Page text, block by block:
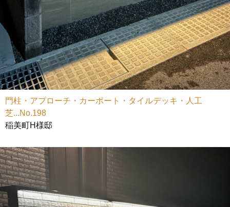
門柱・アプローチ・カーポート・タイルデッキ・人工
芝...No.198
稲美町H様邸